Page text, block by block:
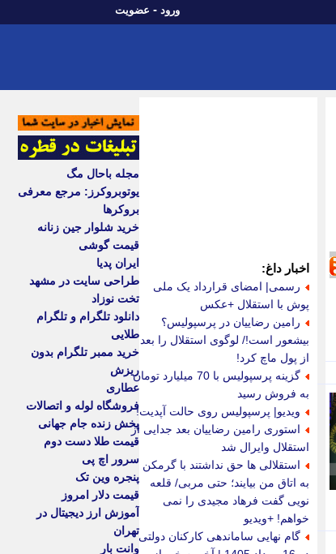
ورود - عضویت
اخبار داغ:
رسمی| امضای قرارداد یک ملی
پوش با استقلال +عکس
رامین رضاییان در پرسپولیس؟
بیشعور است!/ لوگوی استقلال را بعد
از پول ماچ کرد!
گزینه پرسپولیس با 70 میلیارد تومان
به فروش رسید
ویدیو| پرسپولیس روی حالت آپدیت!
استوری رامین رضاییان بعد جدایی از
استقلال وایرال شد
استقلالی ها حق نداشتند با گرمکن
به اتاق من بیایند؛ حتی مربی/ قلعه
نویی گفت فرهاد مجیدی را نمی
خواهم! +ویدیو
گام نهایی ساماندهی کارکنان دولتی
مجله باحال مگ
یوتوبروکرز: مرجع معرفی
بروکرها
خرید شلوار جین زنانه
قیمت گوشی
ایران پدیا
طراحی سایت در مشهد
تخت نوزاد
دانلود تلگرام و تلگرام
طلایی
خرید ممبر تلگرام بدون
ریزش
عطاری
فروشگاه لوله و اتصالات
پخش زنده جام جهانی
قیمت طلا دست دوم
سرور اچ پی
پنجره وین تک
قیمت دلار امروز
آموزش ارز دیجیتال در
تهران
وانت بار